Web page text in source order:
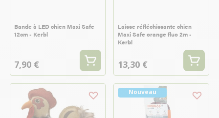
Bande à LED chien Maxi Safe
12cm - Kerbl
7,90 €
Laisse réfléchissante chien
Maxi Safe orange fluo 2m -
Kerbl
13,30 €
Nouveau